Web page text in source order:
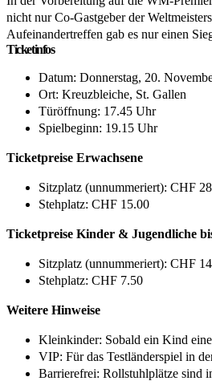
nicht nur Co-Gastgeber der
Aufeinandertreffen gab es nur einen
Ticketinfos
Datum: Donnerstag, 20.
Ort: Kreuzbleiche, St. Gallen
Türöffnung: 17.45 Uhr
Spielbeginn: 19.15 Uhr
Ticketpreise Erwachsene
Sitzplatz (unnummeriert): CHF
Stehplatz: CHF 15.00
Ticketpreise Kinder & Jugendliche
Sitzplatz (unnummeriert): CHF
Stehplatz: CHF 7.50
Weitere Hinweise
Kleinkinder: Sobald ein Kind
VIP: Für das Testländerspiel in
Barrierefrei: Rollstuhlplätze sind